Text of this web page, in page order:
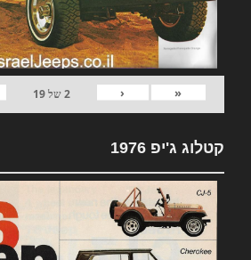
«
‹
2של19
קטלוג ג'יפ 1976